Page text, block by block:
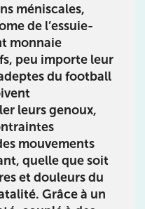
méniscales,
de l’essuie-
monnaie
peu importe leur
du football
leurs genoux,
mouvements
quelle que soit
et douleurs du
Grâce à un